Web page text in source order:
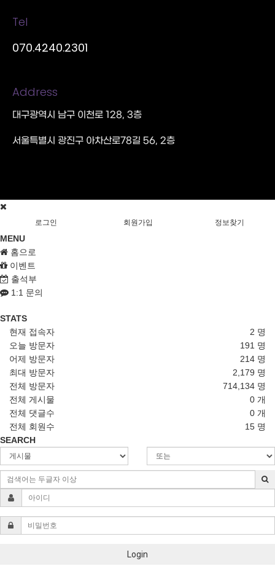
Tel
070.4240.2301
Address
대구광역시 남구 이천로 128, 3층
서울특별시 광진구 아차산로78길 56, 2층
로그인 회원가입 정보찾기
MENU
홈으로
이벤트
출석부
1:1 문의
STATS
2 명
현재 접속자
191 명
오늘 방문자
214 명
어제 방문자
2,179 명
최대 방문자
714,134 명
전체 방문자
0 개
전체 게시물
0 개
전체 댓글수
15 명
전체 회원수
SEARCH
Login